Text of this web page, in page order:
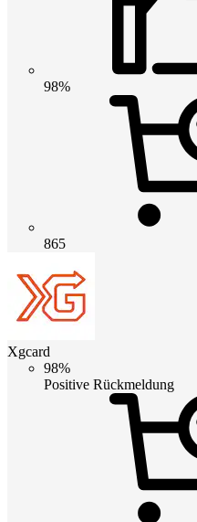
98%
865
Xgcard
98%
Positive Rückmeldung